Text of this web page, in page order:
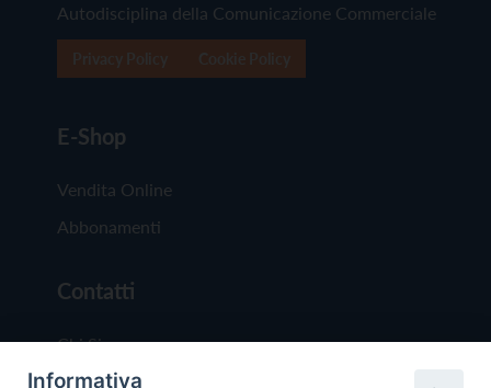
Autodisciplina della Comunicazione Commerciale
E-Shop
Vendita Online
Abbonamenti
Contatti
Chi Siamo
Redazione
Informativa